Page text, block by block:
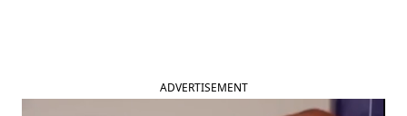
ADVERTISEMENT